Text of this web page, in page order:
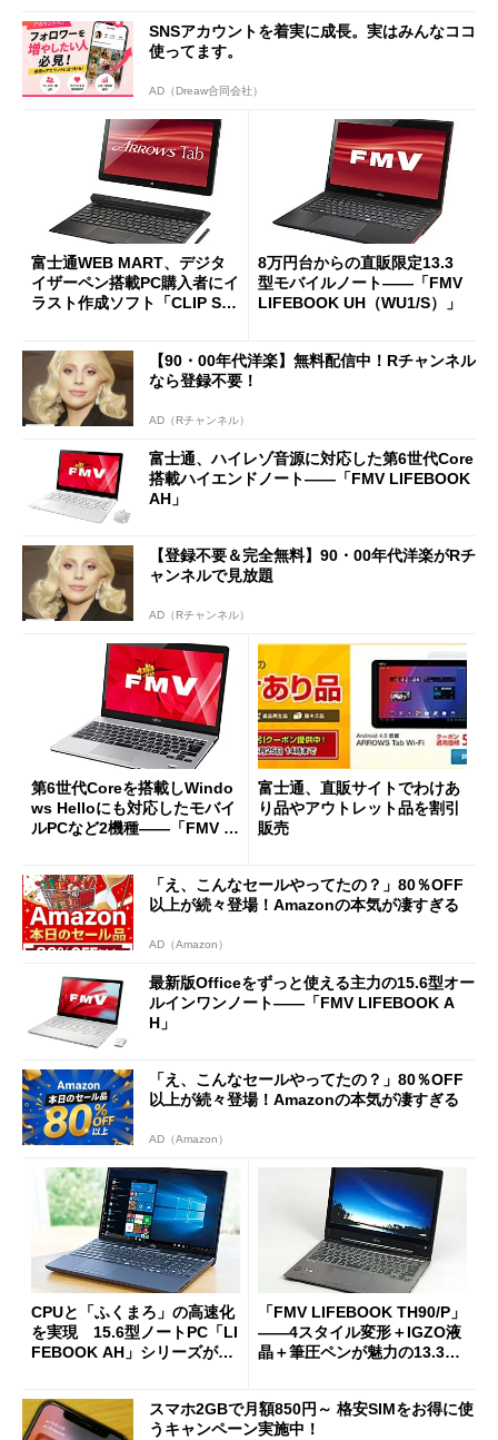
SNSアカウントを着実に成長。実はみんなココ
使ってます。
AD（Dreaw合同会社）
富士通WEB MART、デジタ
イザーペン搭載PC購入者にイ
ラスト作成ソフト「CLIP ST
8万円台からの直販限定13.3
型モバイルノート――「FMV
LIFEBOOK UH（WU1/S）」
【90・00年代洋楽】無料配信中！Rチャンネル
なら登録不要！
AD（Rチャンネル）
富士通、ハイレゾ音源に対応した第6世代Core
搭載ハイエンドノート――「FMV LIFEBOOK
AH」
【登録不要＆完全無料】90・00年代洋楽がRチ
ャンネルで見放題
AD（Rチャンネル）
第6世代Coreを搭載しWindo
ws Helloにも対応したモバイ
ルPCなど2機種――「FMV LI
富士通、直販サイトでわけあ
り品やアウトレット品を割引
販売
「え、こんなセールやってたの？」80％OFF
以上が続々登場！Amazonの本気が凄すぎる
AD（Amazon）
最新版Officeをずっと使える主力の15.6型オー
ルインワンノート――「FMV LIFEBOOK A
H」
「え、こんなセールやってたの？」80％OFF
以上が続々登場！Amazonの本気が凄すぎる
AD（Amazon）
CPUと「ふくまろ」の高速化
を実現 15.6型ノートPC「LI
FEBOOK AH」シリーズがラ
「FMV LIFEBOOK TH90/P」
――4スタイル変形＋IGZO液
晶＋筆圧ペンが魅力の13.3型
スマホ2GBで月額850円～ 格安SIMをお得に使
うキャンペーン実施中！